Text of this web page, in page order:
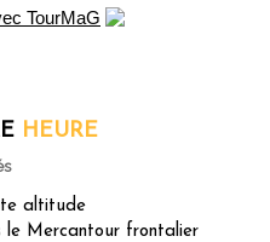
HEURE
altitude
le Mercantour frontalier